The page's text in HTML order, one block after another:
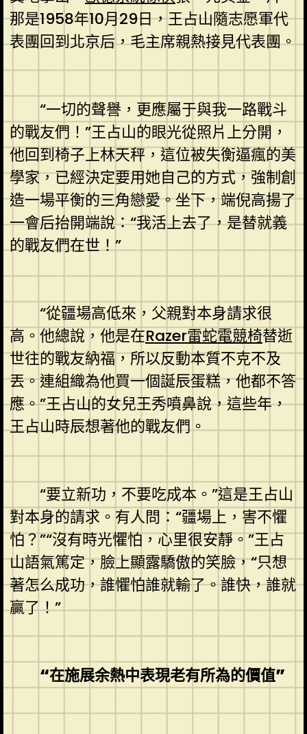
那是1958年10月29日，王占山隨志愿軍代
表團回到北京后，毛主席親熱接見代表團。
“一切的聲譽，更應屬于與我一路戰斗
的戰友們！”王占山的眼光從照片上分開，
他回到椅子上林天秤，這位被失衡逼瘋的美
學家，已經決定要用她自己的方式，強制創
造一場平衡的三角戀愛。坐下，端倪高揚了
一會后抬開端說：“我活上去了，是替就義
的戰友們在世！”
“從疆場高低來，父親對本身請求很
高。他總說，他是在Razer雷蛇電競椅替逝
世往的戰友納福，所以反動本質不克不及
丟。連組織為他買一個誕辰蛋糕，他都不答
應。”王占山的女兒王秀噴鼻說，這些年，
王占山時辰想著他的戰友們。
“要立新功，不要吃成本。”這是王占山
對本身的請求。有人問：“疆場上，害不懼
怕？”“沒有時光懼怕，心里很安靜。”王占
山語氣篤定，臉上顯露驕傲的笑臉，“只想
著怎么成功，誰懼怕誰就輸了。誰快，誰就
贏了！”
“在施展余熱中表現老有所為的價值”